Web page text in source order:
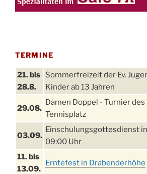
TERMINE
21. bis
28.8.
Sommerfreizeit der Ev.
Kinder ab 13 Jahren
29.08.
Damen Doppel - Turnier des
Tennisplatz
03.09.
Einschulungsgottesdienst
09:00 Uhr
11. bis
13.09.
Erntefest in Drabenderhöhe